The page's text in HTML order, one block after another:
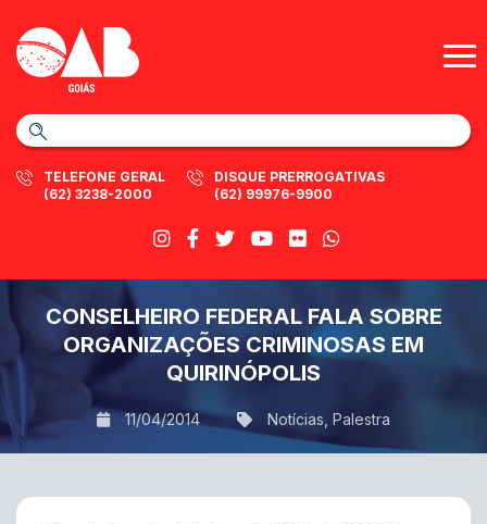
TELEFONE GERAL
(62) 3238-2000
DISQUE PRERROGATIVAS
(62) 99976-9900
CONSELHEIRO FEDERAL FALA SOBRE
ORGANIZAÇÕES CRIMINOSAS EM
QUIRINÓPOLIS
11/04/2014 Notícias Palestra